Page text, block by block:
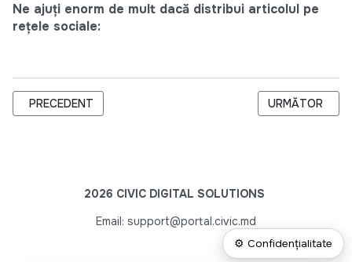
Ne ajuți enorm de mult dacă distribui articolul pe
rețele sociale:
ARTICOL PRECEDENT: PROIECTUL „FLY” ACUM ȘI ÎN CAHUL
PRECEDENT ARTICOLUL
URMĂTOR
2026 CIVIC DIGITAL SOLUTIONS
Email: support@portal.civic.md
⚙ Confidențialitate